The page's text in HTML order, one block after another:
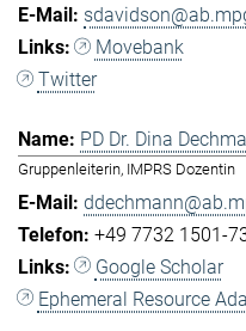
Movebank
Twitter
PD Dr. Dina
Gruppenleiterin, IMPRS Dozentin
+49 7732 1501-
Google Scholar
Ephemeral Resource